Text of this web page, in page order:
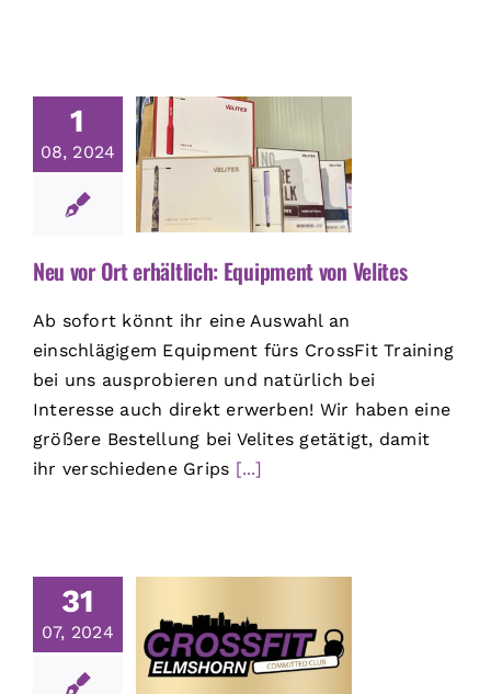
1
08, 2024
Neu vor Ort erhältlich: Equipment von Velites
Ab sofort könnt ihr eine Auswahl an
einschlägigem Equipment fürs CrossFit Training
bei uns ausprobieren und natürlich bei
Interesse auch direkt erwerben! Wir haben eine
größere Bestellung bei Velites getätigt, damit
ihr verschiedene Grips [...]
31
07, 2024